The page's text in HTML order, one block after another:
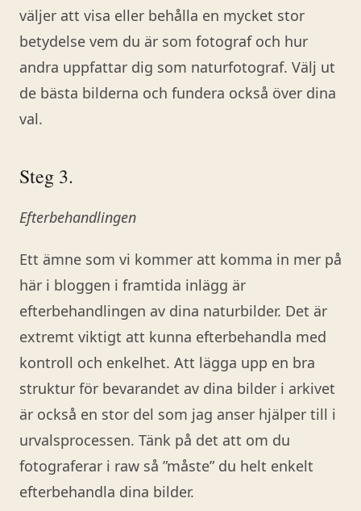
väljer att visa eller behålla en mycket stor
betydelse vem du är som fotograf och hur
andra uppfattar dig som naturfotograf. Välj ut
de bästa bilderna och fundera också över dina
val.
Steg 3.
Efterbehandlingen
Ett ämne som vi kommer att komma in mer på
här i bloggen i framtida inlägg är
efterbehandlingen av dina naturbilder. Det är
extremt viktigt att kunna efterbehandla med
kontroll och enkelhet. Att lägga upp en bra
struktur för bevarandet av dina bilder i arkivet
är också en stor del som jag anser hjälper till i
urvalsprocessen. Tänk på det att om du
fotograferar i raw så ”måste” du helt enkelt
efterbehandla dina bilder.